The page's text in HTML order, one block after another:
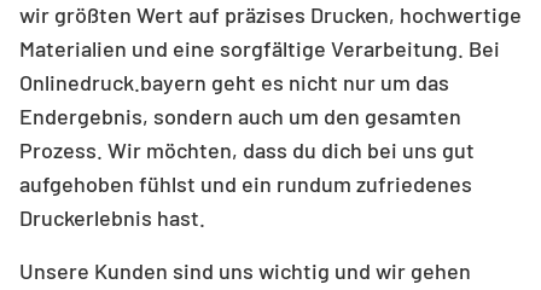
wir größten Wert auf präzises Drucken, hochwertige
Materialien und eine sorgfältige Verarbeitung. Bei
Onlinedruck.bayern geht es nicht nur um das
Endergebnis, sondern auch um den gesamten
Prozess. Wir möchten, dass du dich bei uns gut
aufgehoben fühlst und ein rundum zufriedenes
Druckerlebnis hast.
Unsere Kunden sind uns wichtig und wir gehen